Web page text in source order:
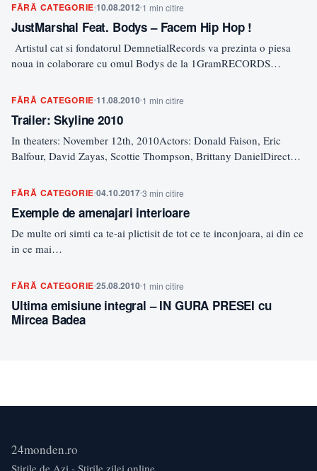
FĂRĂ CATEGORIE10.08.2012 1 min citire
JustMarshal Feat. Bodys – Facem Hip Hop !
Artistul cat si fondatorul DemnetialRecords va prezinta o piesa
noua in colaborare cu omul Bodys de la 1GramRECORDS…
FĂRĂ CATEGORIE11.08.2010 1 min citire
Trailer: Skyline 2010
In theaters: November 12th, 2010Actors: Donald Faison, Eric
Balfour, David Zayas, Scottie Thompson, Brittany DanielDirector:
FĂRĂ CATEGORIE04.10.20173 min citire
Exemple de amenajari interioare
De multe ori simti ca te-ai plictisit de tot ce te inconjoara, ai din ce
in ce mai…
FĂRĂ CATEGORIE25.08.2010 1 min citire
Ultima emisiune integral – IN GURA PRESEI cu
Mircea Badea
24monden.ro